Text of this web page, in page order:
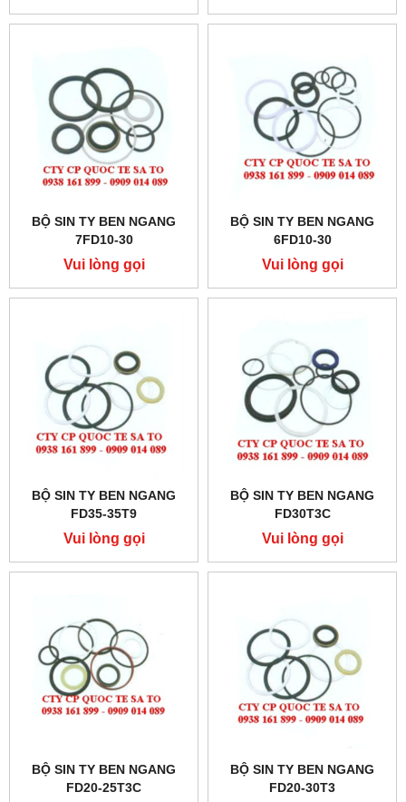
BỘ SIN TY BEN NGANG
7FD10-30
Vui lòng gọi
BỘ SIN TY BEN NGANG
6FD10-30
Vui lòng gọi
BỘ SIN TY BEN NGANG
FD35-35T9
Vui lòng gọi
BỘ SIN TY BEN NGANG
FD30T3C
Vui lòng gọi
BỘ SIN TY BEN NGANG
FD20-25T3C
BỘ SIN TY BEN NGANG
FD20-30T3